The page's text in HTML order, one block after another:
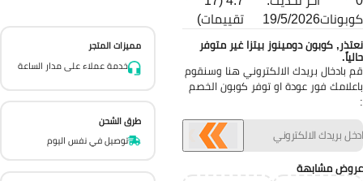
19/5/2026 تقييمات)
كوبون دومينوز بيتزا غير متوفر
بادخال بريدك الالكتروني هنا وسنقوم
فور عودة او توفر كوبون الخصم
مشابهة
مميزات المتجر
خدمة عملاء على مدار الساعة
طرق الشحن
توصيل في نفس اليوم